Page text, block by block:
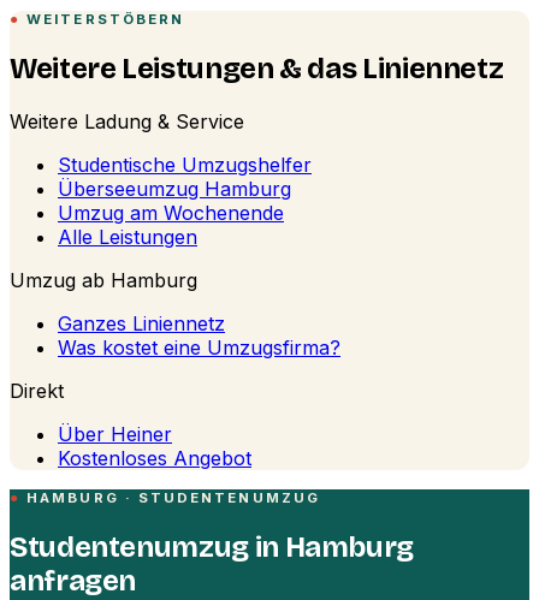
WEITERSTÖBERN
Weitere Leistungen & das Liniennetz
Weitere Ladung & Service
Studentische Umzugshelfer
Überseeumzug Hamburg
Umzug am Wochenende
Alle Leistungen
Umzug ab Hamburg
Ganzes Liniennetz
Was kostet eine Umzugsfirma?
Direkt
Über Heiner
Kostenloses Angebot
HAMBURG · STUDENTENUMZUG
Studentenumzug in Hamburg
anfragen